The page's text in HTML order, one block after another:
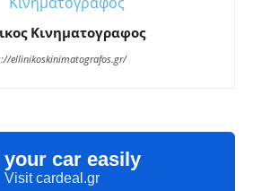
Κινηματογραφος
ellinikoskinimatografos.gr/
your car easily
Visit cardeal.gr